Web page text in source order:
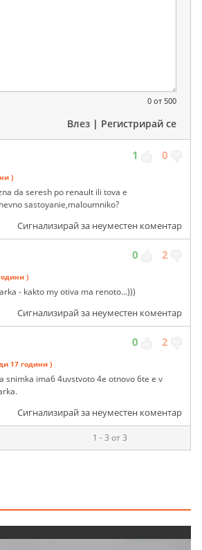
0 от 500
Влез | Регистрирай се
1 0
)
da seresh po renault ili tova e
sastoyanie,maloumniko?
Сигнализирай за неуместен коментар
0 2
)
- kakto my otiva ma renoto...)))
Сигнализирай за неуместен коментар
0 2
17 години )
snimka ima6 4uvstvoto 4e otnovo 6te e v
Сигнализирай за неуместен коментар
1 - 3 от 3